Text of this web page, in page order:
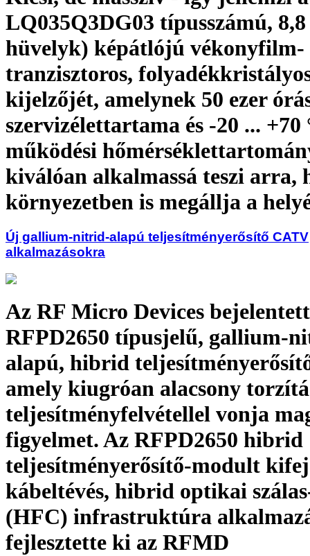
LQ035Q3DG03 típusszámú,
hüvelyk) képátlójú vékonyfilm-
tranzisztoros,
kijelzőjét, amelynek 50 ezer
szervizélettartama és -20 ... +70
működési
kiválóan alkalmassá teszi arra,
környezetben is megállja a
Új gallium-nitrid-alapú teljesítményerősítő CATV
alkalmazásokra
Az RF Micro Devices
RFPD2650 típusjelű, gallium-
alapú, hibrid
amely kiugróan alacsony
teljesítményfelvétellel vonja
figyelmet. Az RFPD2650 hibrid
teljesítményerősítő-modult
kábeltévés, hibrid optikai
(HFC) infrastruktúra
fejlesztette ki az RFMD